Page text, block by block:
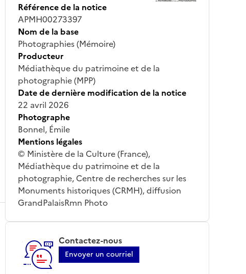
Référence de la notice
APMH00273397
Nom de la base
Photographies (Mémoire)
Producteur
Médiathèque du patrimoine et de la
photographie (MPP)
Date de dernière modification de la notice
22 avril 2026
Photographe
Bonnel, Émile
Mentions légales
© Ministère de la Culture (France),
Médiathèque du patrimoine et de la
photographie, Centre de recherches sur les
Monuments historiques (CRMH), diffusion
GrandPalaisRmn Photo
Contactez-nous
Envoyer un courriel